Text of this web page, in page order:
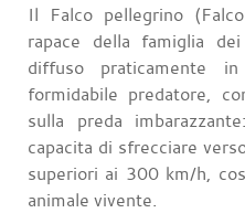
Il Falco pellegrino
rapace della famiglia
diffuso praticamente
formidabile predatore,
sulla preda
capacita di sfrecciare
superiori ai 300 km/h,
animale vivente.